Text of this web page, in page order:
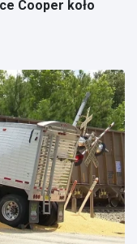
Cooper koło